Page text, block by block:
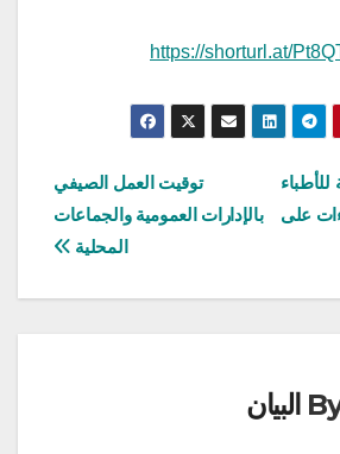
https://shorturl.at/
توقيت العمل الصيفي
بالإدارات العمومية والجماعات
المحلية
للأطباء
على
البيان